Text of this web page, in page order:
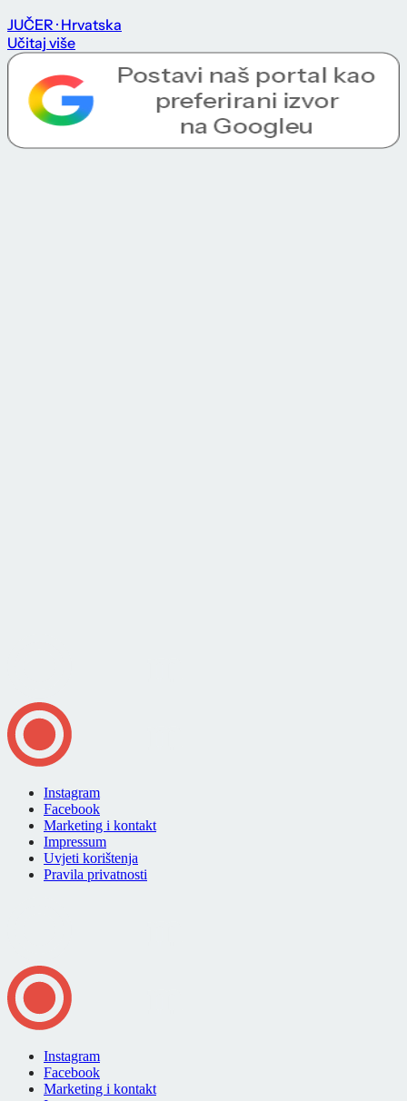
JUČER · Hrvatska
Učitaj više
Instagram
Facebook
Marketing i kontakt
Impressum
Uvjeti korištenja
Pravila privatnosti
Instagram
Facebook
Marketing i kontakt